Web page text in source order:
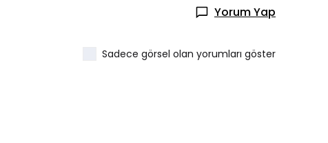
Yorum Yap
Sadece görsel olan yorumları göster